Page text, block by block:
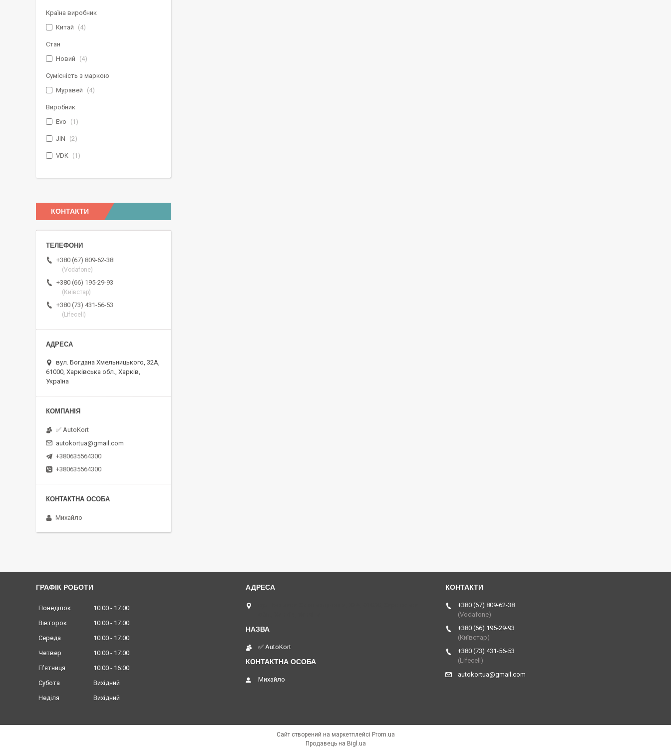
Країна виробник
Китай
4
Стан
Новий
4
Сумісність з маркою
Муравей
4
Виробник
Evo
1
JIN 2
VDK 1
КОНТАКТИ
+380 (67) 809-62-38
(Vodafone)
+380 (66) 195-29-93
(Київстар)
+380 (73) 431-56-53
(Lifecell)
вул. Богдана Хмельницького, 32А,
61000, Харківська обл., Харків,
Україна
✅ AutoKort
autokortua@gmail.com
+380635564300
+380635564300
Михайло
ГРАФІК РОБОТИ
Понеділок 10:00
17:00
Вівторок
10:00
17:00
Середа
10:00
17:00
Четвер
10:00
17:00
Пʼятниця
10:00
16:00
Субота
Вихідний
Неділя
Вихідний
✅ AutoKort
Михайло
+380 (67) 809-62-38
(Vodafone)
+380 (66) 195-29-93
(Київстар)
+380 (73) 431-56-53
(Lifecell)
autokortua@gmail.com
Сайт створений на маркетплейсі Prom.ua
Продавець на Bigl.ua